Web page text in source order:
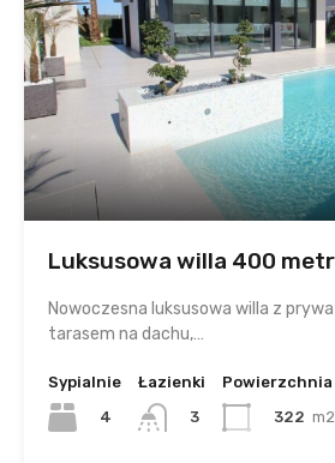
Luksusowa willa 400
Nowoczesna luksusowa willa z
tarasem na dachu,…
Sypialnie
4
Łazienki
3
Powierzchnia
322 m2